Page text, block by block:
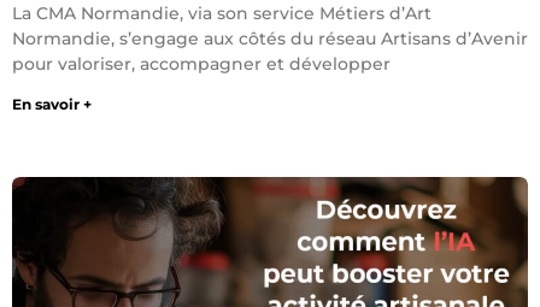
La CMA Normandie, via son service Métiers d’Art
Normandie, s’engage aux côtés du réseau Artisans d’Avenir
pour valoriser, accompagner et développer
En savoir +